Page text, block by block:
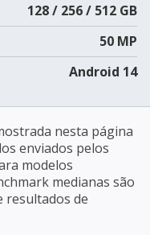
128 / 256 / 512 GB
50 MP
Android 14
nesta página
enviados pelos
modelos
medianas são
resultados de